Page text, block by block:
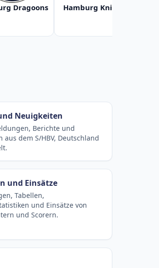
Dragoons Hamburg Knights
Neuigkeiten
Berichte und
aus dem S/HBV, Deutschland
und Einsätze
Tabellen,
und Einsätze von
und Scorern.